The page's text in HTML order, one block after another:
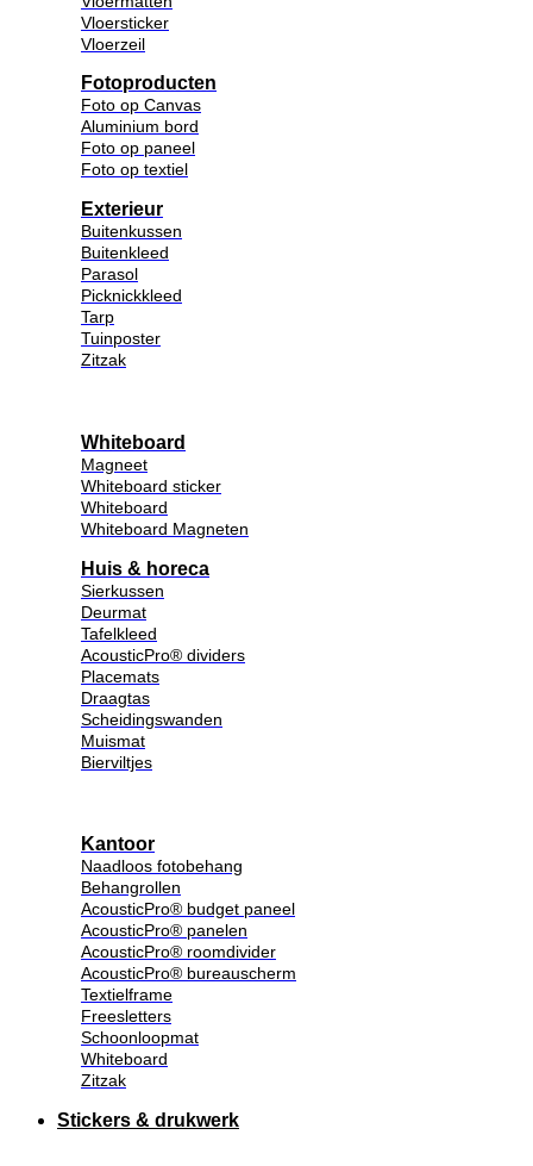
Vloersticker
Vloerzeil
Fotoproducten
Foto op Canvas
Aluminium bord
Foto op paneel
Foto op textiel
Exterieur
Buitenkussen
Buitenkleed
Parasol
Picknickkleed
Tarp
Tuinposter
Zitzak
Whiteboard
Magneet
Whiteboard sticker
Whiteboard
Whiteboard Magneten
Huis & horeca
Sierkussen
Deurmat
Tafelkleed
AcousticPro® dividers
Placemats
Draagtas
Scheidingswanden
Muismat
Bierviltjes
Kantoor
Naadloos fotobehang
Behangrollen
AcousticPro® budget paneel
AcousticPro® panelen
AcousticPro® roomdivider
AcousticPro® bureauscherm
Textielframe
Freesletters
Schoonloopmat
Whiteboard
Zitzak
Stickers & drukwerk